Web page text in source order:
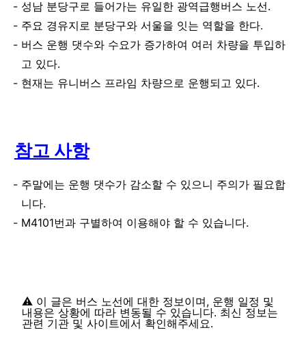
성남 분당구로 들어가는 유일한 광역급행버스 노선.
주요 경유지로 분당구와 서울을 잇는 역할을 한다.
버스 운행 댓수와 수요가 증가하여 여러 차량을 투입하
고 있다.
현재는 유니버스 프라임 차량으로 운행되고 있다.
참고 사항
주말에는 운행 댓수가 감소할 수 있으니 주의가 필요합
니다.
M4101번과 구별하여 이용해야 할 수 있습니다.
⚠️ 이 글은 버스 노선에 대한 정보이며, 운행 일정 및
내용은 상황에 따라 변동될 수 있습니다. 최신 정보는
관련 기관 및 사이트에서 확인해주세요.